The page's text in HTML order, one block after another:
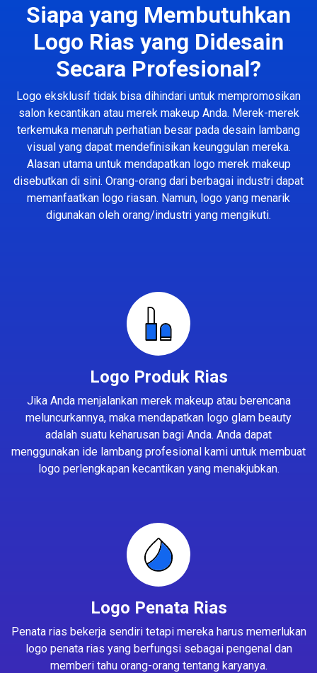
Siapa yang Membutuhkan
Logo Rias yang Didesain
Secara Profesional?
Logo eksklusif tidak bisa dihindari untuk mempromosikan
salon kecantikan atau merek makeup Anda. Merek-merek
terkemuka menaruh perhatian besar pada desain lambang
visual yang dapat mendefinisikan keunggulan mereka.
Alasan utama untuk mendapatkan logo merek makeup
disebutkan di sini. Orang-orang dari berbagai industri dapat
memanfaatkan logo riasan. Namun, logo yang menarik
digunakan oleh orang/industri yang mengikuti.
Logo Produk Rias
Jika Anda menjalankan merek makeup atau berencana
meluncurkannya, maka mendapatkan logo glam beauty
adalah suatu keharusan bagi Anda. Anda dapat
menggunakan ide lambang profesional kami untuk membuat
logo perlengkapan kecantikan yang menakjubkan.
Logo Penata Rias
Penata rias bekerja sendiri tetapi mereka harus memerlukan
logo penata rias yang berfungsi sebagai pengenal dan
memberi tahu orang-orang tentang karyanya.